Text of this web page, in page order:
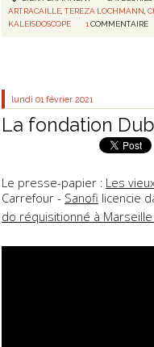
ARTRACAILLE,TEREZA LOCHMANN,
KALEISDOSCOPE
1 COMMENTAIRE
lundi 01 février 2021
La fondation
Le presse-papier : Les
Carrefour - Sanofi licencie
do réquisitionné à Marseille